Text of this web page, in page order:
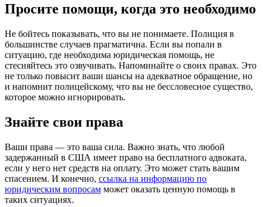
Просите помощи, когда это необходимо
Не бойтесь показывать, что вы не понимаете. Полиция в
большинстве случаев прагматична. Если вы попали в
ситуацию, где необходима юридическая помощь, не
стесняйтесь это озвучивать. Напоминайте о своих правах. Это
не только повысит ваши шансы на адекватное обращение, но
и напомнит полицейскому, что вы не бессловесное существо,
которое можно игнорировать.
Знайте свои права
Ваши права — это ваша сила. Важно знать, что любой
задержанный в США имеет право на бесплатного адвоката,
если у него нет средств на оплату. Это может стать вашим
спасением. И конечно, ссылка на информацию по
юридическим вопросам может оказать ценную помощь в
таких ситуациях.